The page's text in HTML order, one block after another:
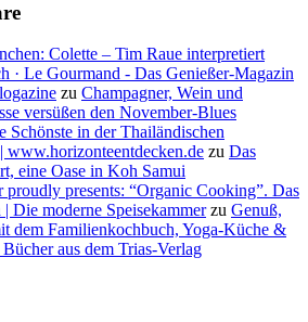
Colette – Tim Raue interpretiert
· Le Gourmand - Das Genießer-Magazin
zu Champagner, Wein und
versüßen den November-Blues
Schönste in der Thailändischen
www.horizonteentdecken.de zu Das
eine Oase in Koh Samui
proudly presents: “Organic Cooking”. Das
Die moderne Speisekammerzu Genuß,
dem Familienkochbuch, Yoga-Küche &
aus dem Trias-Verlag